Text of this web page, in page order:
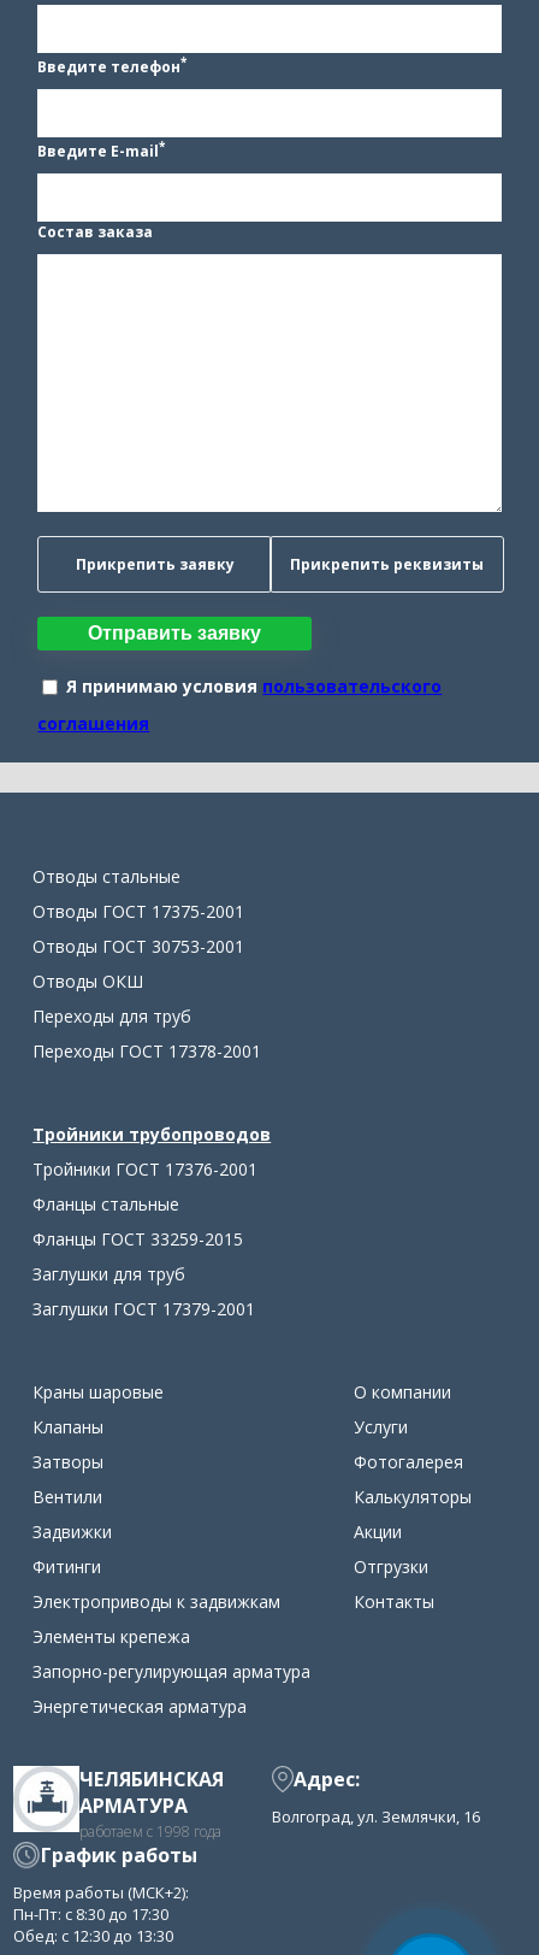
Введите телефон*
Введите E-mail*
Состав заказа
Прикрепить заявку Прикрепить реквизиты
Отправить заявку
Я принимаю условия пользовательского
соглашения
Отводы стальные
Отводы ГОСТ 17375-2001
Отводы ГОСТ 30753-2001
Отводы ОКШ
Переходы для труб
Переходы ГОСТ 17378-2001
Тройники трубопроводов
Тройники ГОСТ 17376-2001
Фланцы стальные
Фланцы ГОСТ 33259-2015
Заглушки для труб
Заглушки ГОСТ 17379-2001
Краны шаровые
Клапаны
Затворы
Вентили
Задвижки
Фитинги
Электроприводы к задвижкам
Элементы крепежа
Запорно-регулирующая арматура
Энергетическая арматура
О компании
Услуги
Фотогалерея
Калькуляторы
Акции
Отгрузки
Контакты
ЧЕЛЯБИНСКАЯ
АРМАТУРА
работаем с 1998 года
Адрес:
Волгоград, ул. Землячки, 16
График работы
Время работы (МСК+2):
Пн-Пт: с 8:30 до 17:30
Обед: с 12:30 до 13:30